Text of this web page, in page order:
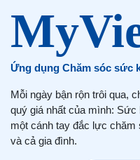
Ứng dụng Chăm sóc sức
Mỗi ngày bận rộn trôi qua,
quý giá nhất của mình:
một cánh tay đắc lực chăm
và cả gia đình.